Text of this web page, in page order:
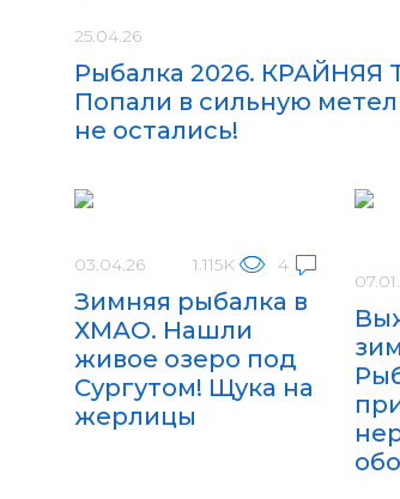
25.04.26
Рыбалка 2026.
Попали в сильную
не остались!
03.04.26 1.115K 4
Зимняя рыбалка в
ХМАО. Нашли
живое озеро под
Сургутом! Щука на
жерлицы